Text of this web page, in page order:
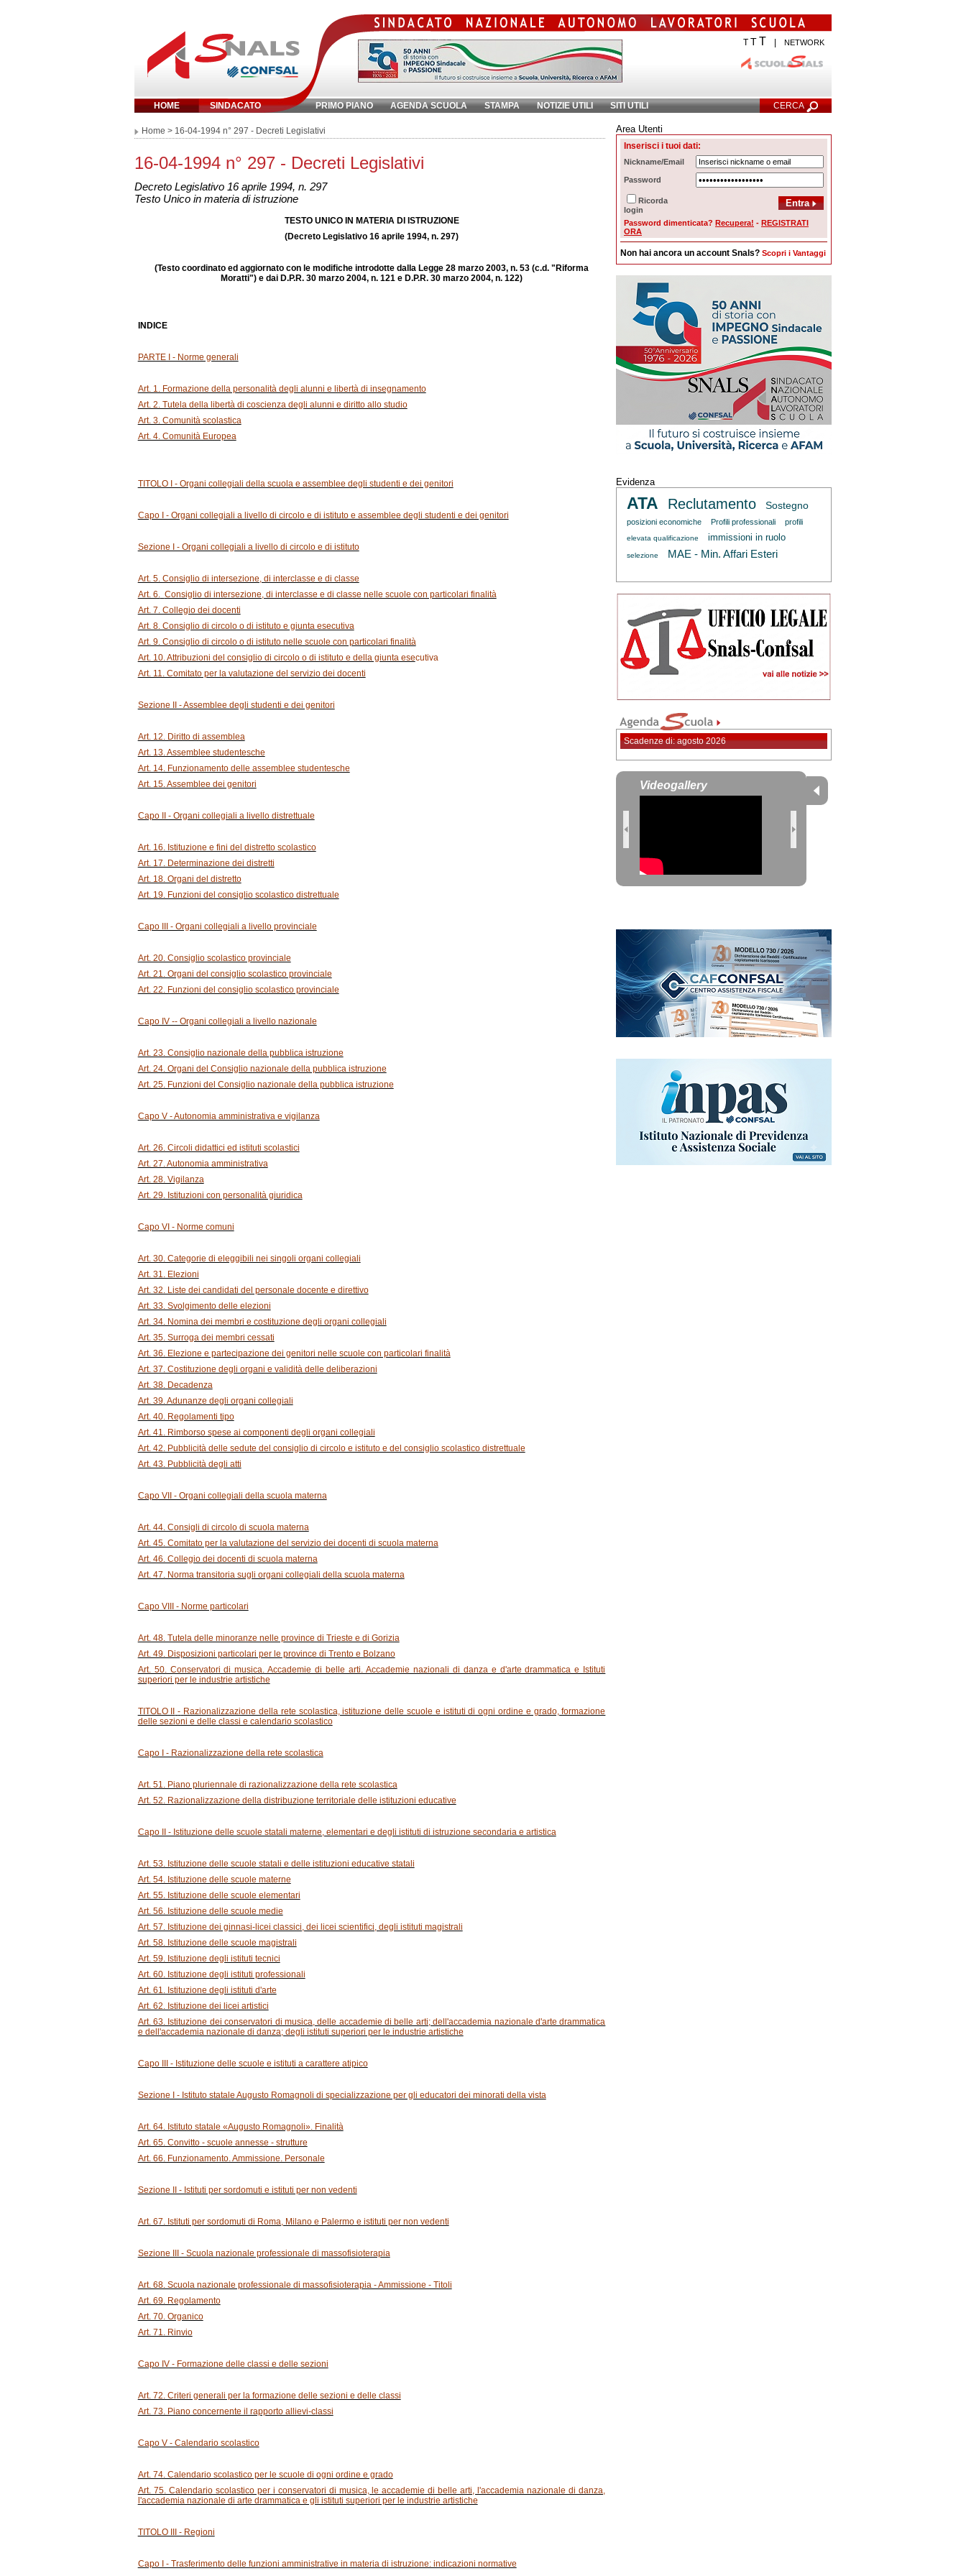
T TT NETWORK
HOME SINDACATO PRIMO PIANO AGENDA SCUOLA STAMPA NOTIZIE UTILI SITI UTILI CERCA
Inserisci parola chiave: Ricerca Avanzata
Home > 16-04-1994 n° 297 - Decreti Legislativi
16-04-1994 n° 297 - Decreti Legislativi
Decreto Legislativo 16 aprile 1994, n. 297
Testo Unico in materia di istruzione
TESTO UNICO IN MATERIA DI ISTRUZIONE
(Decreto Legislativo 16 aprile 1994, n. 297)
(Testo coordinato ed aggiornato con le modifiche introdotte dalla Legge 28 marzo 2003, n. 53 (c.d. "Riforma
Moratti") e dai D.P.R. 30 marzo 2004, n. 121 e D.P.R. 30 marzo 2004, n. 122)
INDICE
PARTE I - Norme generali
Art. 1. Formazione della personalità degli alunni e libertà di insegnamento
Art. 2. Tutela della libertà di coscienza degli alunni e diritto allo studio
Art. 3. Comunità scolastica
Art. 4. Comunità Europea
TITOLO I - Organi collegiali della scuola e assemblee degli studenti e dei genitori
Capo I - Organi collegiali a livello di circolo e di istituto e assemblee degli studenti e dei genitori
Sezione I - Organi collegiali a livello di circolo e di istituto
Art. 5. Consiglio di intersezione, di interclasse e di classe
Art. 6. Consiglio di intersezione, di interclasse e di classe nelle scuole con particolari finalità
Art. 7. Collegio dei docenti
Art. 8. Consiglio di circolo o di istituto e giunta esecutiva
Art. 9. Consiglio di circolo o di istituto nelle scuole con particolari finalità
Art. 10. Attribuzioni del consiglio di circolo o di istituto e della giunta esecutiva
Art. 11. Comitato per la valutazione del servizio dei docenti
Sezione II - Assemblee degli studenti e dei genitori
Art. 12. Diritto di assemblea
Art. 13. Assemblee studentesche
Art. 14. Funzionamento delle assemblee studentesche
Art. 15. Assemblee dei genitori
Capo II - Organi collegiali a livello distrettuale
Art. 16. Istituzione e fini del distretto scolastico
Art. 17. Determinazione dei distretti
Art. 18. Organi del distretto
Art. 19. Funzioni del consiglio scolastico distrettuale
Capo III - Organi collegiali a livello provinciale
Art. 20. Consiglio scolastico provinciale
Art. 21. Organi del consiglio scolastico provinciale
Art. 22. Funzioni del consiglio scolastico provinciale
Capo IV -- Organi collegiali a livello nazionale
Art. 23. Consiglio nazionale della pubblica istruzione
Art. 24. Organi del Consiglio nazionale della pubblica istruzione
Art. 25. Funzioni del Consiglio nazionale della pubblica istruzione
Capo V - Autonomia amministrativa e vigilanza
Art. 26. Circoli didattici ed istituti scolastici
Art. 27. Autonomia amministrativa
Art. 28. Vigilanza
Art. 29. Istituzioni con personalità giuridica
Capo VI - Norme comuni
Art. 30. Categorie di eleggibili nei singoli organi collegiali
Art. 31. Elezioni
Art. 32. Liste dei candidati del personale docente e direttivo
Art. 33. Svolgimento delle elezioni
Art. 34. Nomina dei membri e costituzione degli organi collegiali
Art. 35. Surroga dei membri cessati
Art. 36. Elezione e partecipazione dei genitori nelle scuole con particolari finalità
Art. 37. Costituzione degli organi e validità delle deliberazioni
Art. 38. Decadenza
Art. 39. Adunanze degli organi collegiali
Art. 40. Regolamenti tipo
Art. 41. Rimborso spese ai componenti degli organi collegiali
Art. 42. Pubblicità delle sedute del consiglio di circolo e istituto e del consiglio scolastico distrettuale
Art. 43. Pubblicità degli atti
Capo VII - Organi collegiali della scuola materna
Art. 44. Consigli di circolo di scuola materna
Art. 45. Comitato per la valutazione del servizio dei docenti di scuola materna
Art. 46. Collegio dei docenti di scuola materna
Art. 47. Norma transitoria sugli organi collegiali della scuola materna
Capo VIII - Norme particolari
Art. 48. Tutela delle minoranze nelle province di Trieste e di Gorizia
Art. 49. Disposizioni particolari per le province di Trento e Bolzano
Art. 50. Conservatori di musica. Accademie di belle arti. Accademie nazionali di danza e d'arte drammatica e Istituti
superiori per le industrie artistiche
TITOLO II - Razionalizzazione della rete scolastica, istituzione delle scuole e istituti di ogni ordine e grado, formazione
delle sezioni e delle classi e calendario scolastico
Capo I - Razionalizzazione della rete scolastica
Art. 51. Piano pluriennale di razionalizzazione della rete scolastica
Art. 52. Razionalizzazione della distribuzione territoriale delle istituzioni educative
Capo II - Istituzione delle scuole statali materne, elementari e degli istituti di istruzione secondaria e artistica
Art. 53. Istituzione delle scuole statali e delle istituzioni educative statali
Art. 54. Istituzione delle scuole materne
Art. 55. Istituzione delle scuole elementari
Art. 56. Istituzione delle scuole medie
Art. 57. Istituzione dei ginnasi-licei classici, dei licei scientifici, degli istituti magistrali
Art. 58. Istituzione delle scuole magistrali
Art. 59. Istituzione degli istituti tecnici
Art. 60. Istituzione degli istituti professionali
Art. 61. Istituzione degli istituti d'arte
Art. 62. Istituzione dei licei artistici
Art. 63. Istituzione dei conservatori di musica, delle accademie di belle arti; dell'accademia nazionale d'arte drammatica
e dell'accademia nazionale di danza; degli istituti superiori per le industrie artistiche
Capo III - Istituzione delle scuole e istituti a carattere atipico
Sezione I - Istituto statale Augusto Romagnoli di specializzazione per gli educatori dei minorati della vista
Art. 64. Istituto statale «Augusto Romagnoli». Finalità
Art. 65. Convitto - scuole annesse - strutture
Art. 66. Funzionamento. Ammissione. Personale
Sezione II - Istituti per sordomuti e istituti per non vedenti
Art. 67. Istituti per sordomuti di Roma, Milano e Palermo e istituti per non vedenti
Sezione III - Scuola nazionale professionale di massofisioterapia
Art. 68. Scuola nazionale professionale di massofisioterapia - Ammissione - Titoli
Art. 69. Regolamento
Art. 70. Organico
Art. 71. Rinvio
Capo IV - Formazione delle classi e delle sezioni
Art. 72. Criteri generali per la formazione delle sezioni e delle classi
Art. 73. Piano concernente il rapporto allievi-classi
Capo V - Calendario scolastico
Art. 74. Calendario scolastico per le scuole di ogni ordine e grado
Art. 75. Calendario scolastico per i conservatori di musica, le accademie di belle arti, l'accademia nazionale di danza,
l'accademia nazionale di arte drammatica e gli istituti superiori per le industrie artistiche
TITOLO III - Regioni
Capo I - Trasferimento delle funzioni amministrative in materia di istruzione: indicazioni normative
Area Utenti
Inserisci i tuoi dati:
Nickname/Email
Password
Ricorda
login
Password dimenticata? Recupera! - REGISTRATI
ORA
Non hai ancora un account Snals? Scopri i Vantaggi
Evidenza
ATA Reclutamento Sostegno
posizioni economiche Profili professionali profili
elevata qualificazione immissioni in ruolo
selezione MAE - Min. Affari Esteri
Scadenze di: agosto 2026
Videogallery